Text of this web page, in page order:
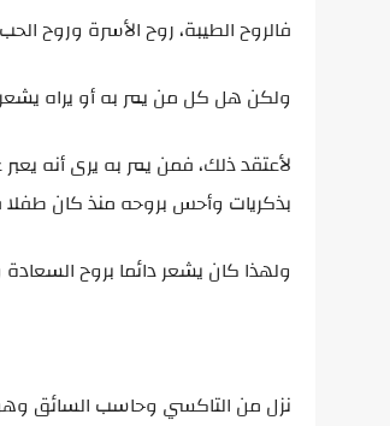
فالروح الطيبة، روح الأسرة وروح
ولكن هل كل من يمر به أو يراه
لأعتقد ذلك، فمن يمر به يرى أنه
بذكريات وأحس بروحه منذ كان طفلا
ولهذا كان يشعر دائما بروح
نزل من التاكسي وحاسب السائق